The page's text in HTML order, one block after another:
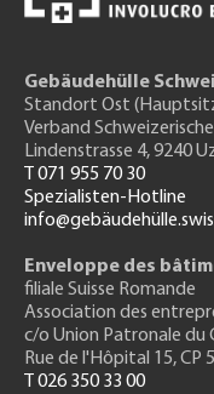
Gebäudehülle
Standort Ost
Verband
Lindenstrasse 4, 9240
T 071 955 70 30
Spezialisten-Hotline
Enveloppe des
filiale Suisse Romande
Association des
c/o Union Patronale du
Rue de l'Hôpital 15, CP
T 026 350 33 00